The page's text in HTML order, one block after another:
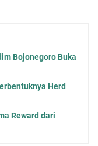
Bojonegoro Buka
Herd
Reward dari